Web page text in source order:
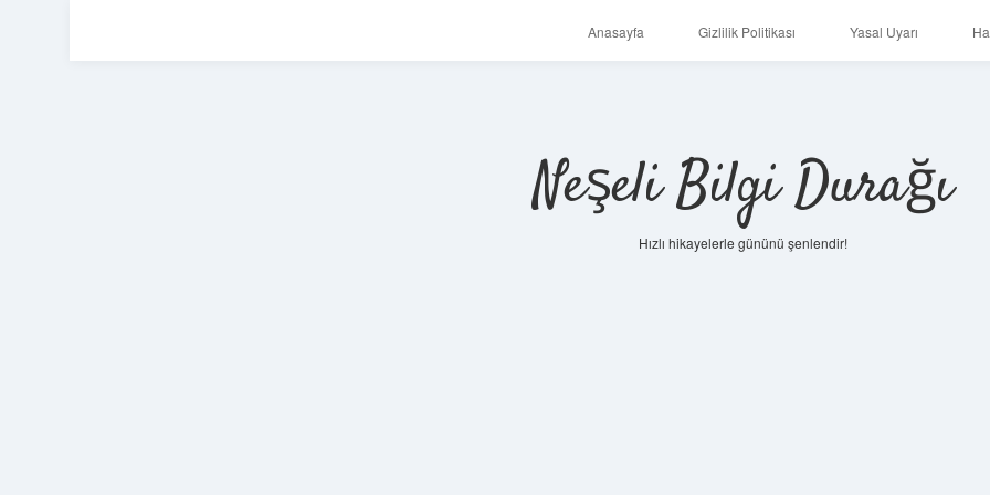
Anasayfa Gizlilik Politikası Yasal Uyarı
Neşeli Bilgi Durağı
Hızlı hikayelerle gününü şenlendir!